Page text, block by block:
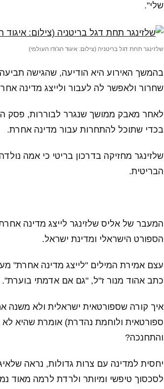
שלי".
שלזינגר תחת דגל בריטניה (צילום: איגוד הג'ודו העולמי)
בהמשך האירוע היא הודיעה, שהגישה
שחרור ולאפשר לה לעבור ולייצג מדינה
לאחר מאבק ממושך שנגרר לבוררות, פסק
בכדי שתוכל להתחרות עבור מדינה אחרת.
שלזינגר מחזיקה בדרכון בריטי כי אמה
הבריטית.
המעבר של אליס שלזינגר לייצג מדינה
הספורט הישראלי ומדינת ישראל.
עצם אמירת המילים "לייצג מדינה אחרת"
כתב אהוד מנור ז"ל, "גם אם אדמתי בוערת".
איך קורה שספורטאית ישראלית ולא משנה
ספורטאית ולוחמת נהדרת) אומרת שהיא לא
והתחנכה?
יחסית למדינה עם צרות גדולות, נראה
לסכסוך טיפשי ומיותר ולרדת לרמה מאוד